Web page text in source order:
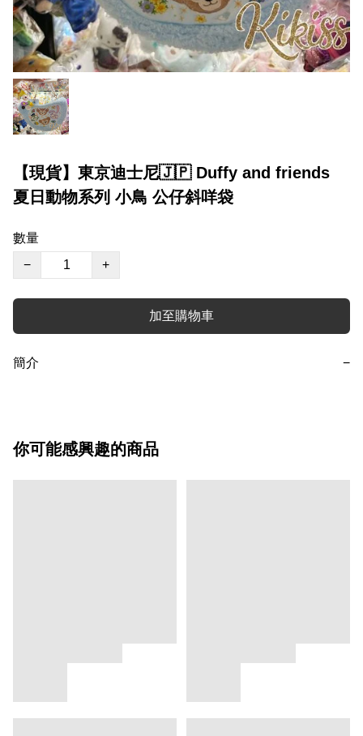
【現貨】東京迪士尼🇯🇵 Duffy and friends
夏日動物系列 小鳥 公仔斜咩袋
數量
−
+
加至購物車
簡介 −
你可能感興趣的商品